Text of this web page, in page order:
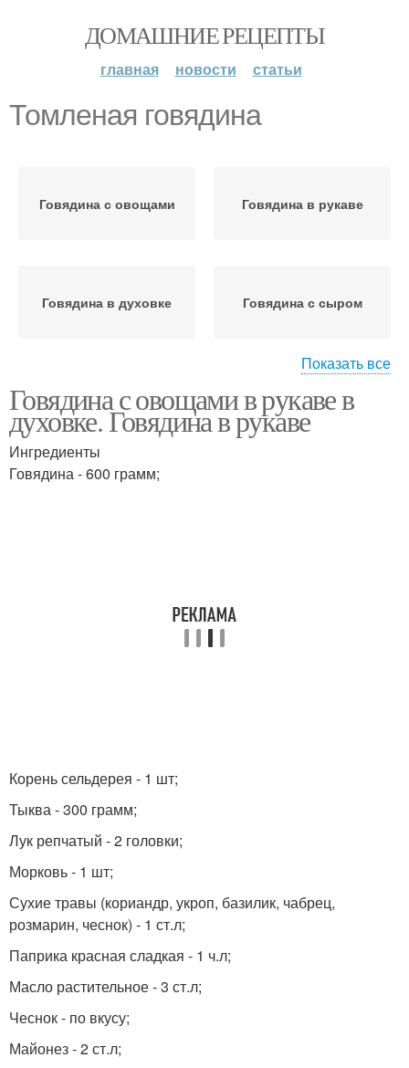
ДОМАШНИЕ РЕЦЕПТЫ
главная новости статьи
Томленая говядина
Говядина с овощами Говядина в рукаве
Говядина в духовке Говядина с сыром
Говядины с овощами
Показать все
Говядина с овощами в рукаве в
духовке. Говядина в рукаве
Ингредиенты
Говядина - 600 грамм;
Корень сельдерея - 1 шт;
Тыква - 300 грамм;
Лук репчатый - 2 головки;
Морковь - 1 шт;
Сухие травы (кориандр, укроп, базилик, чабрец,
розмарин, чеснок) - 1 ст.л;
Паприка красная сладкая - 1 ч.л;
Масло растительное - 3 ст.л;
Чеснок - по вкусу;
Майонез - 2 ст.л;